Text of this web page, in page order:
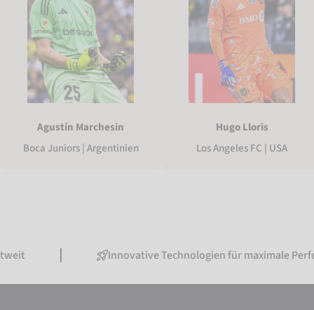
Agustín Marchesin
Boca Juniors | Argentinien
Hugo Lloris
Los Angeles FC | USA
Innovative Technologien für maximale Performance